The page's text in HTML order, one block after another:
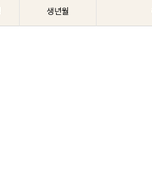
생년월